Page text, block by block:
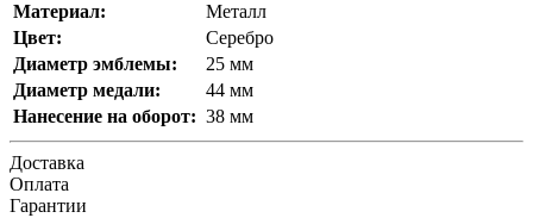
Материал:
Металл
Цвет:
Серебро
Диаметр эмблемы:
25 мм
Диаметр медали:
44 мм
Нанесение на оборот: 38 мм
Доставка
Оплата
Гарантии